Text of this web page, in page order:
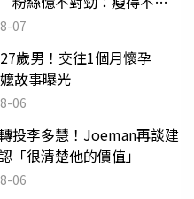
07
歲男！交往1個月懷孕
故事曝光
06
投李多慧！Joeman再談建
很清楚他的價值」
06